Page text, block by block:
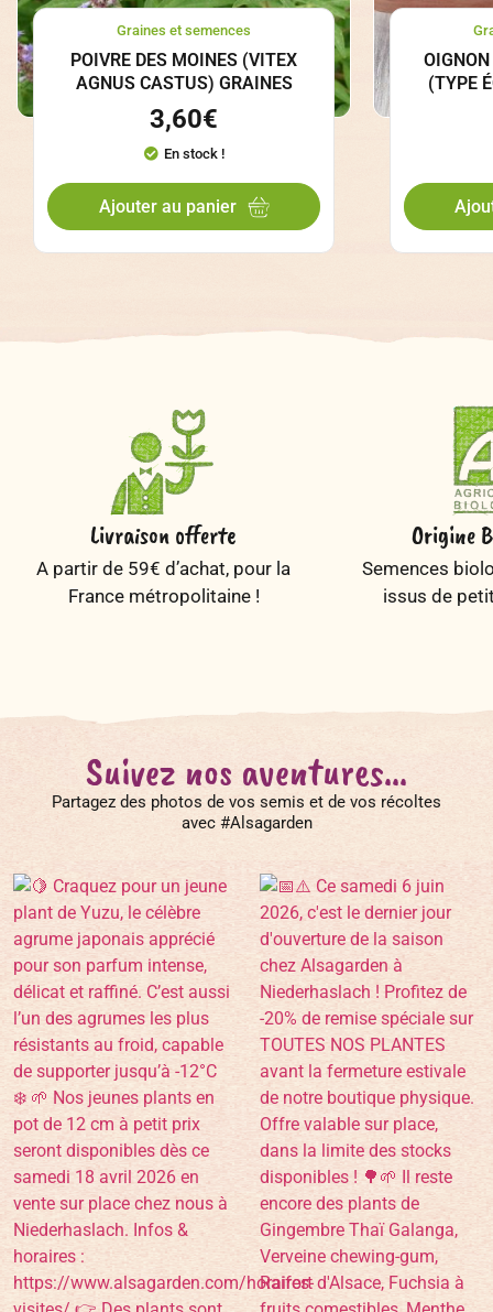
Graines et semences
POIVRE DES MOINES (VITEX
AGNUS CASTUS) GRAINES
3,60€
En stock !
Ajouter au panier
(TYPE
Livraison offerte
A partir de 59€ d’achat, pour la
France métropolitaine !
Origine
Semences
issus de
Suivez nos aventures...
Partagez des photos de vos semis et de vos récoltes
avec #Alsagarden